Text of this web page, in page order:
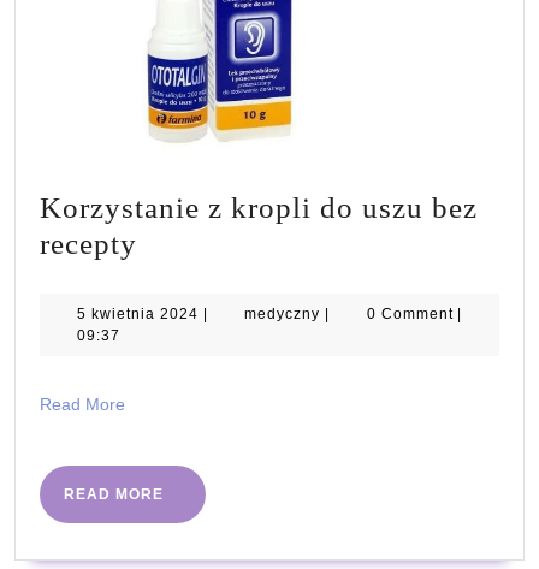
Korzystanie z kropli do uszu bez
recepty
kropli
recepty
5 kwietnia 2024 5| medyczny medyczny
| 0 Comment |
09:37
Read More
READ MORE
READ
MORE